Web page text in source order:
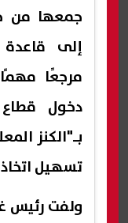
جمعها من
إلى
مرجعًا
دخول
بـ"الكنز
تسهيل اتخاذ
ولفت رئيس